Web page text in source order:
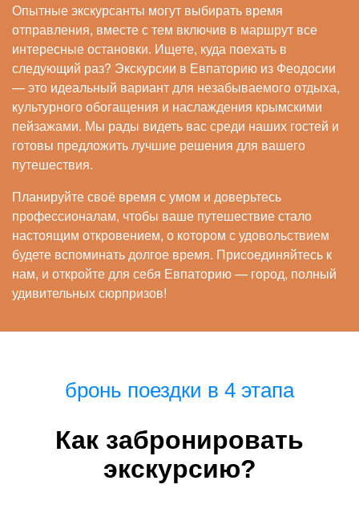
Опытные экскурсанты могут выбирать время
отправления, вместе с тем включив в маршрут все
интересные остановки. Ищете, куда поехать в
следующий раз? Экскурсии в Евпаторию из Феодосии
— это идеальный вариант для незабываемого отдыха,
культурного обогащения и наслаждения крымскими
пейзажами. Мы рады видеть вас среди наших гостей и
готовы предложить лучшие решения для вашего
путешествия.
Планируйте своё время с умом и доверьтесь
профессионалам, чтобы ваше путешествие стало
настоящим откровением, о котором с удовольствием
будете вспоминать долгое время. Присоединяйтесь к
нам, и откройте для себя Евпаторию — город, полный
удивительных сюрпризов!
бронь поездки в 4 этапа
Как забронировать
экскурсию?